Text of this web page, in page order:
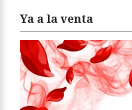
Ya a la venta